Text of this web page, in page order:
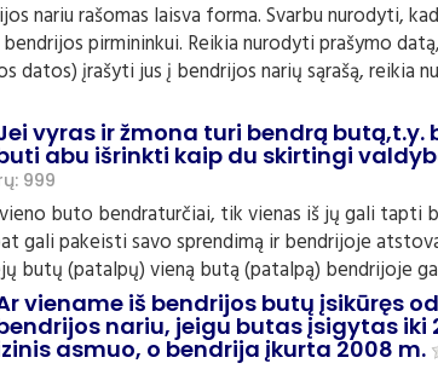
nariu rašomas laisva forma. Svarbu nurodyti,
pirmininkui. Reikia nurodyti prašymo
datos) įrašyti jus į bendrijos narių sąrašą, reikia
vyras ir žmona turi bendrą
abu išrinkti kaip du skirtingi
999
buto bendraturčiai, tik vienas iš jų gali tapti
gali pakeisti savo sprendimą ir bendrijoje
butų (patalpų) vieną butą (patalpą) bendrijoje
viename iš bendrijos butų įsikūręs
nariu, jeigu butas įsigytas iki
asmuo, o bendrija įkurta 2008 m.